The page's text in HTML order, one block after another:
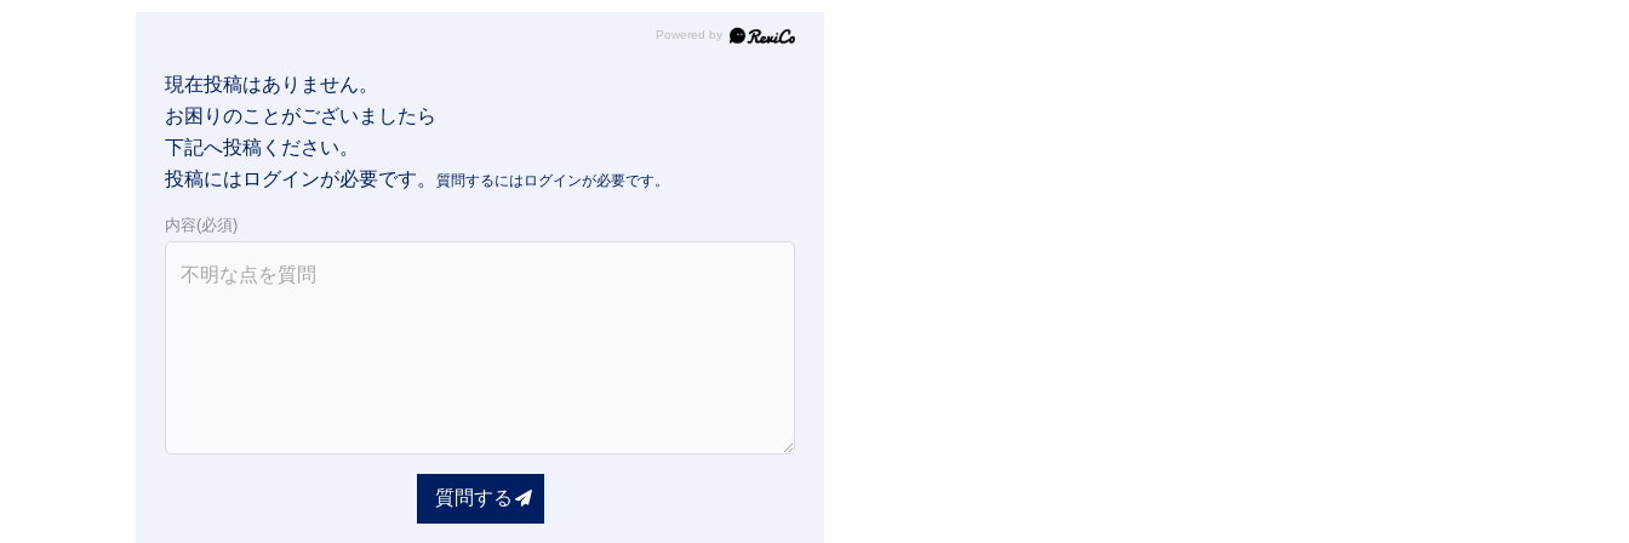
Powered by
現在投稿はありません。
お困りのことがございましたら
下記へ投稿ください。
投稿にはログインが必要です。
内容(必須)
質問する